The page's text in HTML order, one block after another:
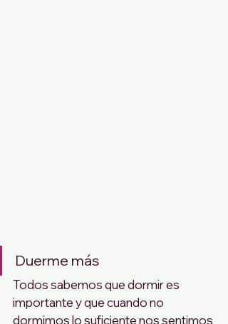
Duerme más
Todos sabemos que dormir es
importante y que cuando no
dormimos lo suficiente nos sentimos